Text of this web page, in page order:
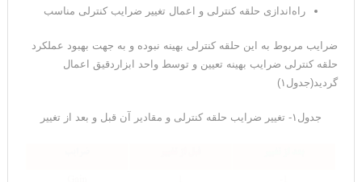
راه‌اندازی حلقه کنترلی و اعمال تغییر ضرایب کنترلی مناسب
ضرایب مربوط به این حلقه کنترلی بهینه نبوده و به جهت بهبود عملکرد
حلقه کنترلی ضرایب بهینه تعیین و توسط واحد ابزاردقیق اعمال
گردید(جدول۱)
جدول۱- تغییر ضرایب حلقه کنترلی و مقادیر آن قبل و بعد از تغییر